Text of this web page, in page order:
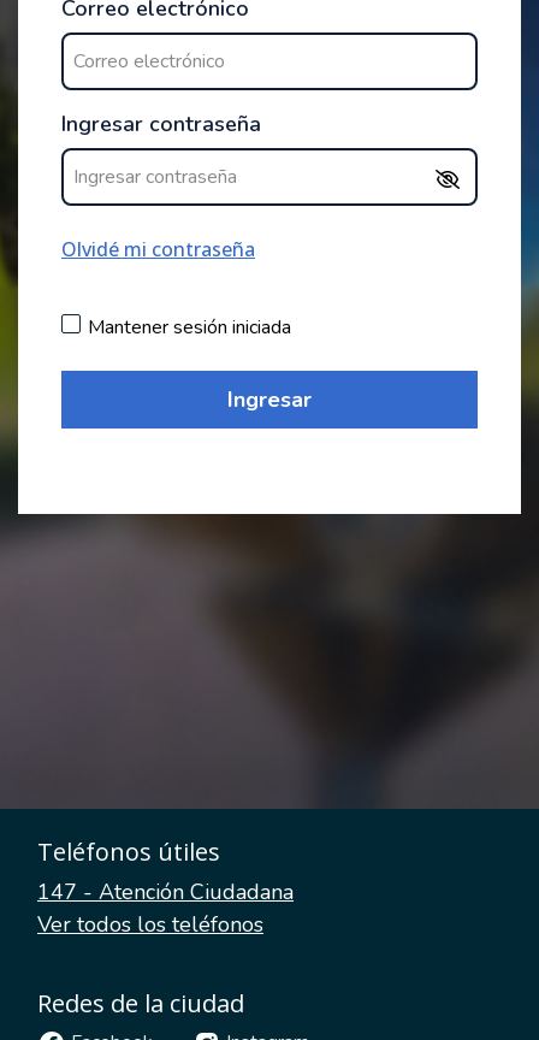
Correo electrónico
Ingresar contraseña
Olvidé mi contraseña
Mantener sesión iniciada
Ingresar
Teléfonos útiles
147 - Atención Ciudadana
Ver todos los teléfonos
Redes de la ciudad